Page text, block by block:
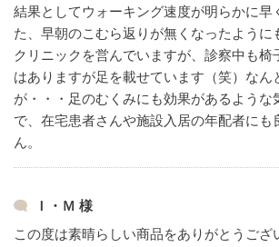
結果としてウォーキング速度が明らかに早
た、早朝のこむら返りが無くなったように
クリニックを営んでいますが、診察中も椅
はありますが足を載せています（笑）なん
が・・・足のむくみにも効果があるような
で、在宅患者さんや施設入居の年配者にも
ん。
Ｉ・Ｍ 様
この度は素晴らしい商品をありがとうござ